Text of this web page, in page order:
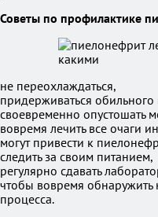
Советы по профилактике
не переохлаждаться,
придерживаться
своевременно опустошать
вовремя лечить все очаги
могут привести к
следить за своим питанием,
регулярно сдавать
чтобы вовремя обнаружить
процесса.